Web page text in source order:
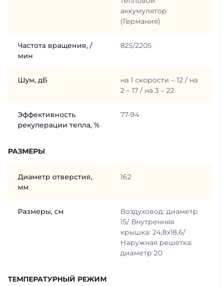
аккумулятор
(Германия)
Частота вращения, /
мин
825/2205
Шум, дБ
на 1 скорости – 12 / на
2 – 17 / на 3 – 22
Эффективность
рекуперации тепла, %
77-94
РАЗМЕРЫ
Диаметр отверстия,
мм
162
Размеры, см
Воздуховод: диаметр
15/ Внутренняя
крышка: 24,8х18,6/
Наружная решетка:
диаметр 20
ТЕМПЕРАТУРНЫЙ РЕЖИМ